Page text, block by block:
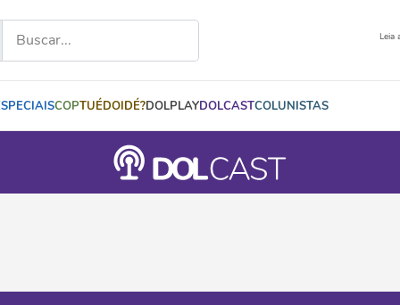
Leia
COPTUÉDOIDÉ?DOLPLAYDOLCASTCOLUNISTAS